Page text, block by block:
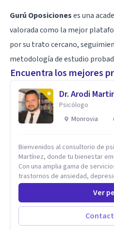
Gurú Oposicioneses una
valorada como la mejor
por su trato cercano,
metodología de estudio
Encuentra los mejores
Dr. Arodi
Psicólogo
Monrovia
Bienvenidos al consultorio de
Martínez, donde tu bienestar
Con una amplia gama de
trastornos de ansiedad,
emocionales, estamos
tratamiento para mejorar tu salud mental.
consultorio, ofrecemos una
tratamientos diseñados para
específicas: Terapia para
Ver